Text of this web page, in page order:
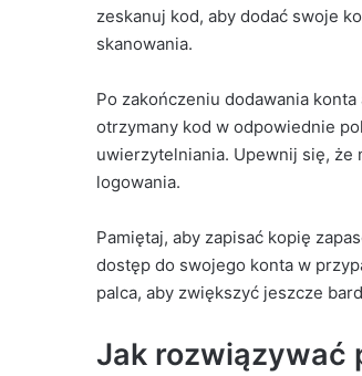
zeskanuj kod, aby dodać swoje
skanowania.
Po zakończeniu dodawania
otrzymany kod w odpowiednie
uwierzytelniania. Upewnij się, że
logowania.
Pamiętaj, aby zapisać kopię
dostęp do swojego konta w
palca, aby zwiększyć jeszcze
Jak rozwiązywać